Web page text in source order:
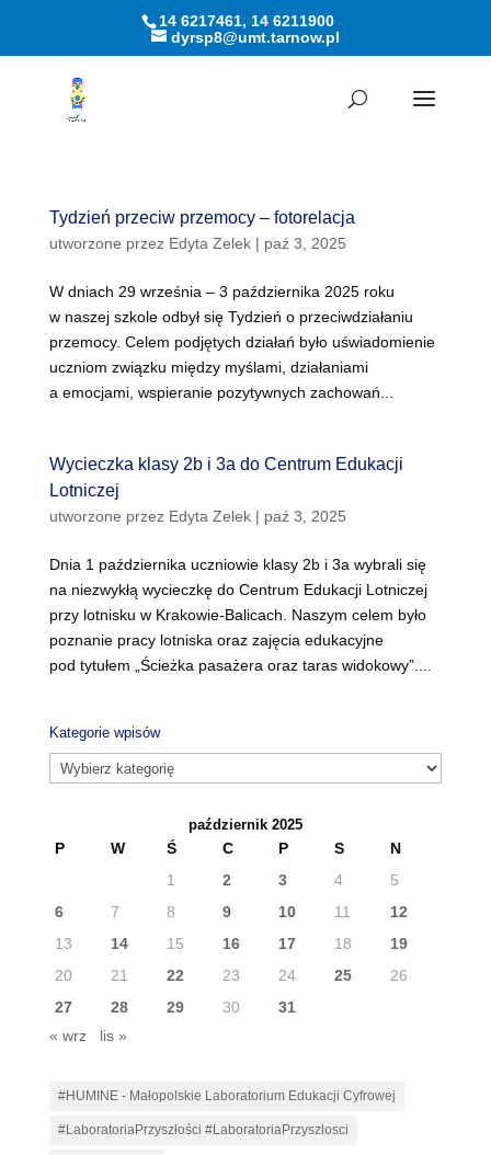
Otwórz pasek narzędzi
14 6217461, 14 6211900
dyrsp8@umt.tarnow.pl
Tydzień przeciw przemocy – fotorelacja
utworzone przez Edyta Zelek| paź 3, 2025
W dniach 29 września – 3 października 2025 roku
w naszej szkole odbył się Tydzień o przeciwdziałaniu
przemocy. Celem podjętych działań było uświadomienie
uczniom związku między myślami, działaniami
a emocjami, wspieranie pozytywnych zachowań...
Wycieczka klasy 2b i 3a do Centrum Edukacji
Lotniczej
utworzone przez Edyta Zelek| paź 3, 2025
Dnia 1 października uczniowie klasy 2b i 3a wybrali się
na niezwykłą wycieczkę do Centrum Edukacji Lotniczej
przy lotnisku w Krakowie-Balicach. Naszym celem było
poznanie pracy lotniska oraz zajęcia edukacyjne
pod tytułem „Ścieżka pasażera oraz taras widokowy”....
Kategorie wpisów
Kategorie
wpisów
październik 2025
P W Ś C P S
N
1
2 3 4
5
6
7 8 9 10 11
12
13
14 15 16 17 18
19
20
21 22 23 24 25
26
27
28 29 30
31
« wrz
lis »
#HUMINE - Małopolskie Laboratorium Edukacji Cyfrowej
#LaboratoriaPrzyszłości #LaboratoriaPrzyszlosci